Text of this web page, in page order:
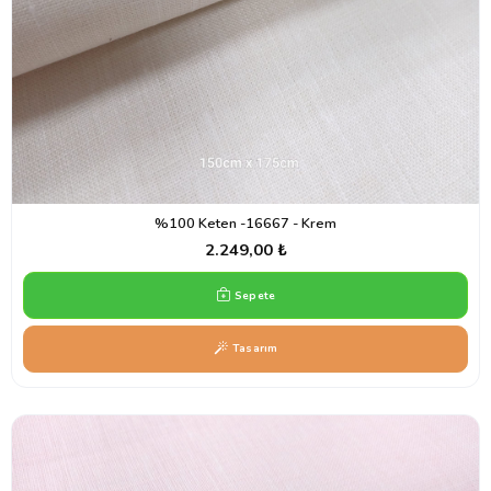
%100 Keten -16667 - Krem
2.249,00 ₺
Sepete
Tasarım